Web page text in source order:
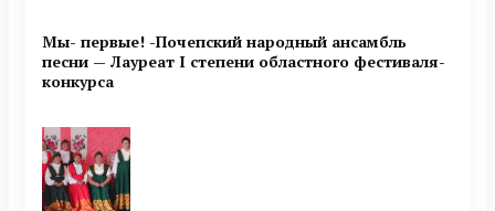
Мы- первые! -Почепский народный ансамбль
песни — Лауреат I степени областного фестиваля-
конкурса